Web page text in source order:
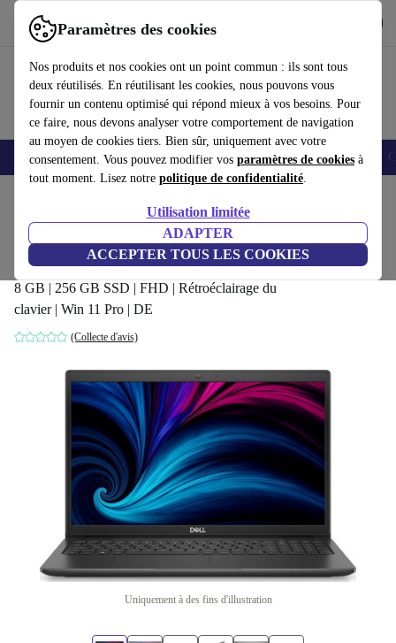
Paramètres des cookies
Nos produits et nos cookies ont un point commun : ils sont tous
deux réutilisés. En réutilisant les cookies, nous pouvons vous
fournir un contenu optimisé qui répond mieux à vos besoins. Pour
ce faire, nous devons analyser votre comportement de navigation
au moyen de cookies tiers. Bien sûr, uniquement avec votre
consentement. Vous pouvez modifier vos paramètres de cookies à
tout moment. Lisez notre politique de confidentialité.
Utilisation limitée
ADAPTER
ACCEPTER TOUS LES COOKIES
Utilisez refurbed rapidement et facilement
Smartphones Laptops Tablettes Montres connectées Accessoires
Dell Latitude 3520 | i3-1115G4 |
15.6-pouces
8 GB | 256 GB SSD | FHD | Rétroéclairage du
clavier | Win 11 Pro | DE
(Collecte d'avis)
434,90 €
Uniquement à des fins d'illustration